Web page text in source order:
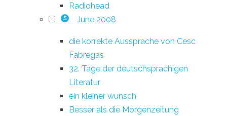
Radiohead
5 June 2008
die korrekte Aussprache von Cesc
Fàbregas
32. Tage der deutschsprachigen
Literatur
ein kleiner wunsch
Besser als die Morgenzeitung